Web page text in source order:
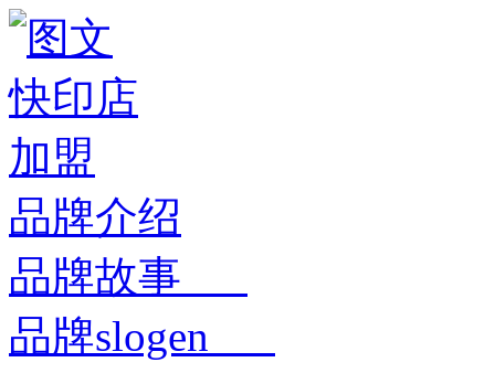
品牌介绍
品牌故事
品牌slogen